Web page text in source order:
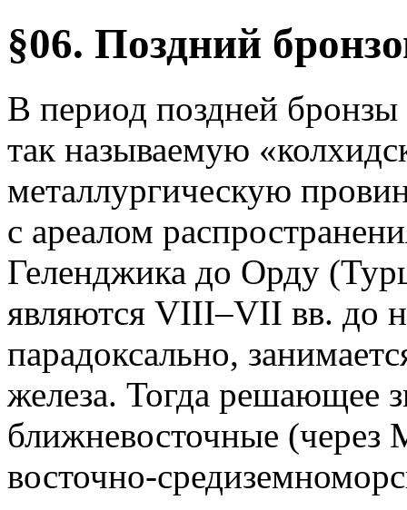
§06. Поздний
В период поздней бронзы
так называемую
металлургическую
с ареалом
Геленджика до Орду
являются VIII–VII вв. до
парадоксально,
железа. Тогда решающее
ближневосточные
восточно-